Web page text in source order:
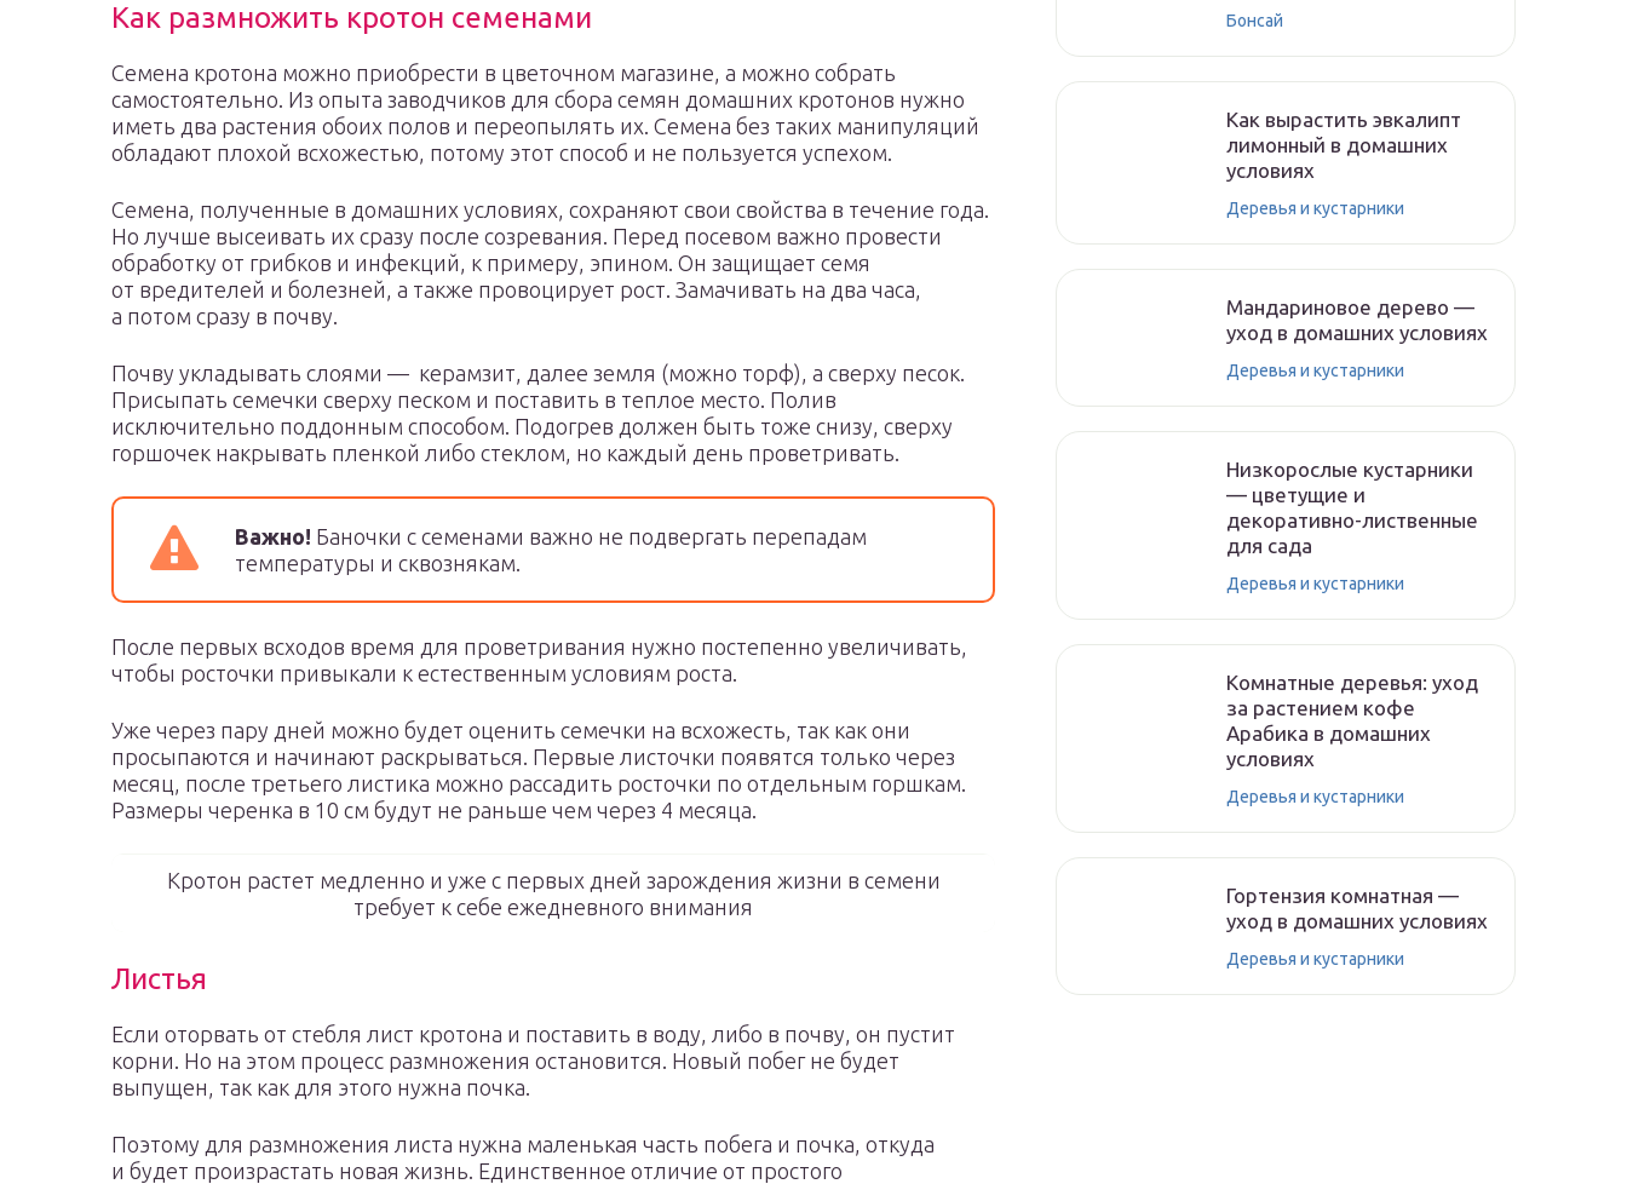
Как размножить кротон семенами
Семена кротона можно приобрести в цветочном магазине, а можно собрать
самостоятельно. Из опыта заводчиков для сбора семян домашних кротонов нужно
иметь два растения обоих полов и переопылять их. Семена без таких манипуляций
обладают плохой всхожестью, потому этот способ и не пользуется успехом.
Семена, полученные в домашних условиях, сохраняют свои свойства в течение года.
Но лучше высеивать их сразу после созревания. Перед посевом важно провести
обработку от грибков и инфекций, к примеру, эпином. Он защищает семя
от вредителей и болезней, а также провоцирует рост. Замачивать на два часа,
а потом сразу в почву.
Почву укладывать слоями — керамзит, далее земля (можно торф), а сверху песок.
Присыпать семечки сверху песком и поставить в теплое место. Полив
исключительно поддонным способом. Подогрев должен быть тоже снизу, сверху
горшочек накрывать пленкой либо стеклом, но каждый день проветривать.
Важно! Баночки с семенами важно не подвергать перепадам
температуры и сквознякам.
После первых всходов время для проветривания нужно постепенно увеличивать,
чтобы росточки привыкали к естественным условиям роста.
Уже через пару дней можно будет оценить семечки на всхожесть, так как они
просыпаются и начинают раскрываться. Первые листочки появятся только через
месяц, после третьего листика можно рассадить росточки по отдельным горшкам.
Размеры черенка в 10 см будут не раньше чем через 4 месяца.
Кротон растет медленно и уже с первых дней зарождения жизни в семени
требует к себе ежедневного внимания
Листья
Если оторвать от стебля лист кротона и поставить в воду, либо в почву, он пустит
корни. Но на этом процесс размножения остановится. Новый побег не будет
выпущен, так как для этого нужна почка.
Поэтому для размножения листа нужна маленькая часть побега и почка, откуда
и будет произрастать новая жизнь. Единственное отличие от простого
Бонсай
Как вырастить эвкалипт
лимонный в домашних
условиях
Деревья и кустарники
Мандариновое дерево —
уход в домашних условиях
Деревья и кустарники
Низкорослые кустарники
— цветущие и
декоративно-лиственные
для сада
Деревья и кустарники
Комнатные деревья: уход
за растением кофе
Арабика в домашних
условиях
Деревья и кустарники
Гортензия комнатная —
уход в домашних условиях
Деревья и кустарники